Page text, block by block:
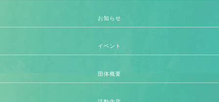
お知らせ
イベント
団体概要